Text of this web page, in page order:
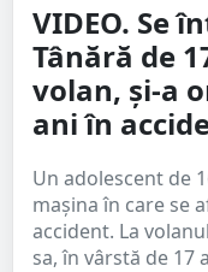
VIDEO. Se
Tânără de
volan, și-a
ani în
Un adolescent de
mașina în care se
accident. La
sa, în vârstă de 17